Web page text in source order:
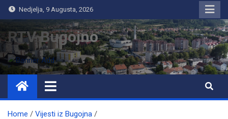
Nedjelja, 9 Augusta, 2026
RTV Bugojno
Home
Vijesti iz Bugojna